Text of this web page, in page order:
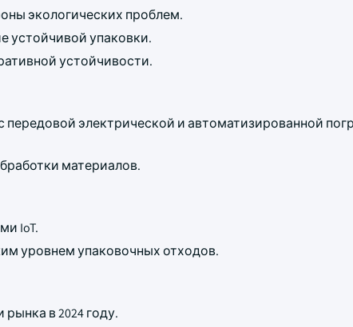
экологических проблем.
устойчивой упаковки.
устойчивости.
электрической и автоматизированной
материалов.
IoT.
уровнем упаковочных отходов.
рынка в 2024 году.